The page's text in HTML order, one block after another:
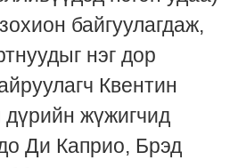
байгуулагдаж,
нэг дор
Квентин
дүрийн жүжигчид
Ди Каприо, Брэд